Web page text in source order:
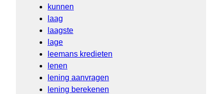
kunnen
laag
laagste
lage
leemans kredieten
lenen
lening aanvragen
lening berekenen